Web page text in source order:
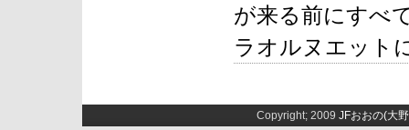
が来る前にすべ
ラオルヌエット
Copyright; 2009JFおおの(大